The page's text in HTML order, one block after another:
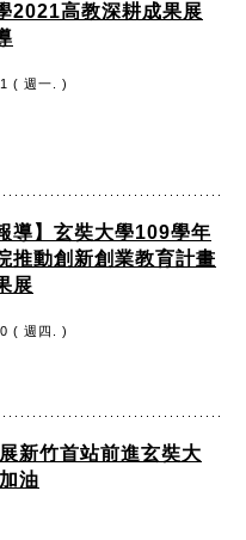
2021高教深耕成果展
( 週一. )
導】玄奘大學109學年
推動創新創業教育計畫
展
( 週四. )
新竹首站前進玄奘大
油